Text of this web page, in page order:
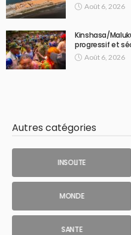
Août 6, 2026
Kinshasa/
progressif et
Août 6, 2026
Autres catégories
INSOLITE
MONDE
SANTE